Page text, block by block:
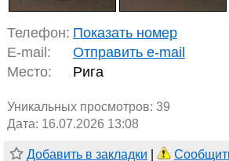
Телефон: Показать номер
E-mail:
Отправить e-mail
Место:
Рига
Уникальных просмотров: 39
Дата: 16.07.2026 13:08
Добавить в закладки